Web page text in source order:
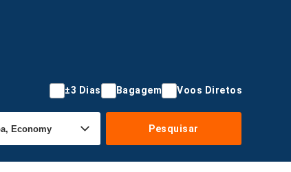
±3 Dias Bagagem Voos Diretos
Pesquisar